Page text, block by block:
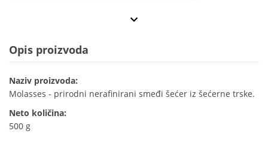
Opis proizvoda
Naziv proizvoda:
Molasses - prirodni nerafinirani smeđi šećer iz šećerne trske.
Neto količina:
500 g